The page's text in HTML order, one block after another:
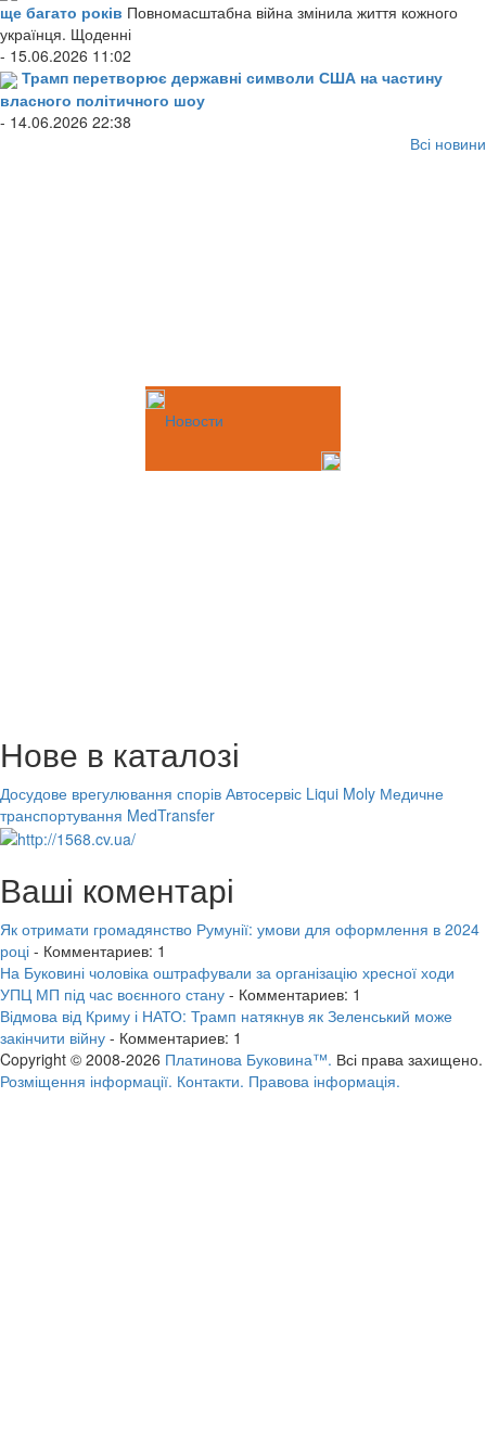
ще багато років Повномасштабна війна змінила життя кожного
українця. Щоденні
- 15.06.2026 11:02
Трамп перетворює державні символи США на частину
власного політичного шоу
- 14.06.2026 22:38
Всі новини
Новости
Нове в каталозі
Досудове врегулювання спорів Автосервіс Liqui Moly Медичне
транспортування MedTransfer
Ваші коментарі
Як отримати громадянство Румунії: умови для оформлення в 2024
році - Комментариев: 1
На Буковині чоловіка оштрафували за організацію хресної ходи
УПЦ МП під час воєнного стану - Комментариев: 1
Відмова від Криму і НАТО: Трамп натякнув як Зеленський може
закінчити війну - Комментариев: 1
Copyright © 2008-2026 Платинова Буковина™. Всі права захищено.
Розміщення інформації. Контакти. Правова інформація.